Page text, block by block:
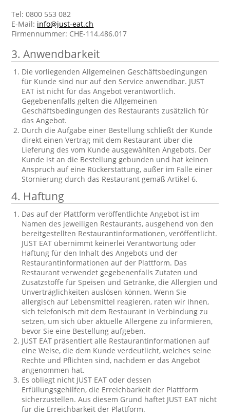
Tel: 0800 553 082
E-Mail: info@just-eat.ch
Firmennummer: CHE-114.486.017
3.Anwendbarkeit
Die vorliegenden Allgemeinen Geschäftsbedingungen
für Kunde sind nur auf den Service anwendbar. JUST
EAT ist nicht für das Angebot verantwortlich.
Gegebenenfalls gelten die Allgemeinen
Geschäftsbedingungen des Restaurants zusätzlich für
das Angebot.
Durch die Aufgabe einer Bestellung schließt der Kunde
direkt einen Vertrag mit dem Restaurant über die
Lieferung des vom Kunde ausgewählten Angebots. Der
Kunde ist an die Bestellung gebunden und hat keinen
Anspruch auf eine Rückerstattung, außer im Falle einer
Stornierung durch das Restaurant gemäß Artikel 6.
4. Haftung
Das auf der Plattform veröffentlichte Angebot ist im
Namen des jeweiligen Restaurants, ausgehend von den
bereitgestellten Restaurantinformationen, veröffentlicht.
JUST EAT übernimmt keinerlei Verantwortung oder
Haftung für den Inhalt des Angebots und der
Restaurantinformationen auf der Plattform. Das
Restaurant verwendet gegebenenfalls Zutaten und
Zusatzstoffe für Speisen und Getränke, die Allergien und
Unverträglichkeiten auslösen können. Wenn Sie
allergisch auf Lebensmittel reagieren, raten wir Ihnen,
sich telefonisch mit dem Restaurant in Verbindung zu
setzen, um sich über aktuelle Allergene zu informieren,
bevor Sie eine Bestellung aufgeben.
JUST EAT präsentiert alle Restaurantinformationen auf
eine Weise, die dem Kunde verdeutlicht, welches seine
Rechte und Pflichten sind, nachdem er das Angebot
angenommen hat.
Es obliegt nicht JUST EAT oder dessen
Erfüllungsgehilfen, die Erreichbarkeit der Plattform
sicherzustellen. Aus diesem Grund haftet JUST EAT nicht
für die Erreichbarkeit der Plattform.